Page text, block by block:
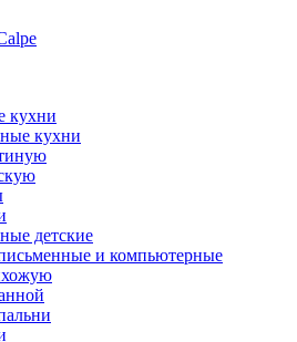
кухни
кухни
детские
и компьютерные